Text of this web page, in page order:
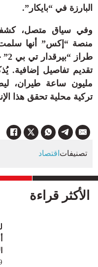
الأكثر قراءة
البارزة في “بايكار”.
وفي سياق متصل،
منصة “إكس” أنها
تقديم تفاصيل إضافية.
مليون ساعة طيران،
تركية محلية تحقق هذا
اقتصاد تصنيفات